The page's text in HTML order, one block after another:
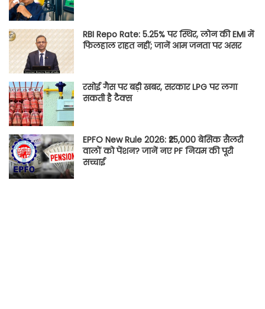
RBI Repo Rate: 5.25% पर स्थिर, लोन की EMI में
फिलहाल राहत नहीं; जानें आम जनता पर असर
रसोई गैस पर बड़ी खबर, सरकार LPG पर लगा
सकती है टैक्स
EPFO New Rule 2026: ₹25,000 बेसिक सैलरी
वालों को पेंशन? जानें नए PF नियम की पूरी
सच्चाई